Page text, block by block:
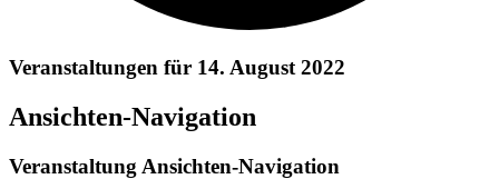
Veranstaltungen für 14. August 2022
Ansichten-Navigation
Veranstaltung Ansichten-Navigation